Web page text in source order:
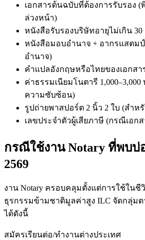
เอกสารต้นฉบับที่ต้องการรับรอง
ล่วงหน้า)
หนังสือรับรองบริษัทอายุไม่เกิน
หนังสือมอบอำนาจ + อากรแสตม
อำนาจ)
คำแปลอังกฤษหรือไทยของเอกสา
ค่าธรรมเนียมโนตารี 1,000–3,000
ความซับซ้อน)
รูปถ่ายพาสปอร์ต 2 นิ้ว 2 ใบ (สำหรั
เลขประจำตัวผู้เสียภาษี (กรณีเอกส
กรณีใช้งาน Notary ที่พบบ่
2569
งาน Notary ครอบคลุมตั้งแต่การใช้ในชี
ธุรกรรมข้ามชาติมูลค่าสูง ILC จัดกลุ่ม
ได้ดังนี้
สมัครเรียนต่อ/ทำงานต่างประเทศ